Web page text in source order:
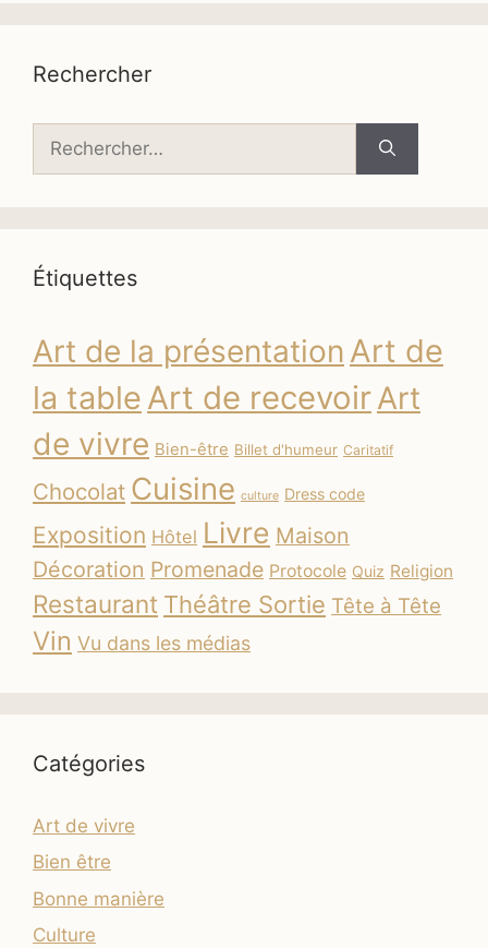
Rechercher
Étiquettes
Art de la présentation Art de
la table Art de recevoirArt
de vivre Bien-être Billet d'humeur Caritatif
Chocolat Cuisine culture Dress code
Exposition Hôtel Livre Maison
Décoration Promenade Protocole Quiz Religion
Restaurant Théâtre Sortie Tête à Tête
Vin Vu dans les médias
Catégories
Art de vivre
Bien être
Bonne manière
Culture